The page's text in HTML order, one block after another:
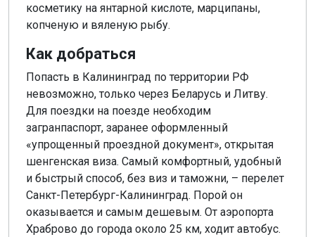
косметику на янтарной кислоте, марципаны,
копченую и вяленую рыбу.
Как добраться
Попасть в Калининград по территории РФ
невозможно, только через Беларусь и Литву.
Для поездки на поезде необходим
загранпаспорт, заранее оформленный
«упрощенный проездной документ», открытая
шенгенская виза. Самый комфортный, удобный
и быстрый способ, без виз и таможни, – перелет
Санкт-Петербург-Калининград. Порой он
оказывается и самым дешевым. От аэропорта
Храброво до города около 25 км, ходит автобус.